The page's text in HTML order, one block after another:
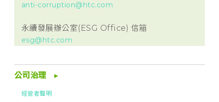
anti-corruption@htc.com
永續發展辦公室(ESG Office) 信箱
esg@htc.com
公司治理
經營者聲明